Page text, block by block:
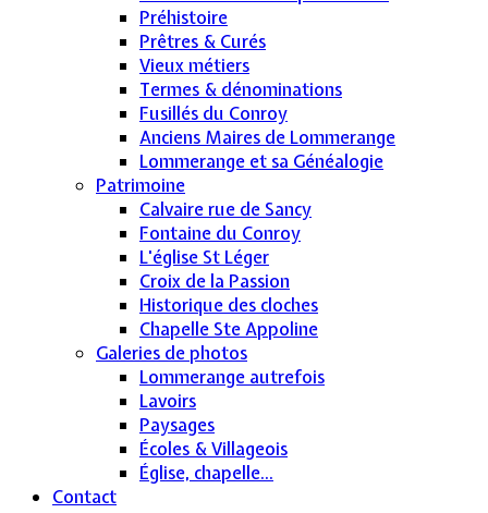
Préhistoire
Prêtres & Curés
Vieux métiers
Termes & dénominations
Fusillés du Conroy
Anciens Maires de Lommerange
Lommerange et sa Généalogie
Patrimoine
Calvaire rue de Sancy
Fontaine du Conroy
L'église St Léger
Croix de la Passion
Historique des cloches
Chapelle Ste Appoline
Galeries de photos
Lommerange autrefois
Lavoirs
Paysages
Écoles & Villageois
Église, chapelle...
Contact